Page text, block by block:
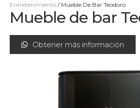
Entretenimiento / Mueble De Bar Teodoro
Mueble de bar
Obtener más información